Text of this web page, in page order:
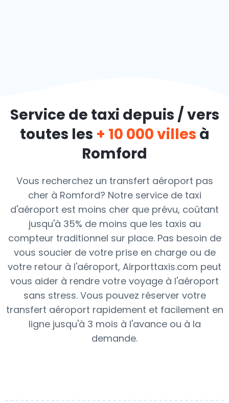
Service de taxi depuis / vers
toutes les + 10 000 villes à
Romford
Vous recherchez un transfert aéroport pas
cher à Romford? Notre service de taxi
d'aéroport est moins cher que prévu, coûtant
jusqu'à 35% de moins que les taxis au
compteur traditionnel sur place. Pas besoin de
vous soucier de votre prise en charge ou de
votre retour à l'aéroport, Airporttaxis.com peut
vous aider à rendre votre voyage à l'aéroport
sans stress. Vous pouvez réserver votre
transfert aéroport rapidement et facilement en
ligne jusqu'à 3 mois à l'avance ou à la
demande.